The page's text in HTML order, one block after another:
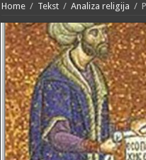
Home / Tekst / Analiza religija /